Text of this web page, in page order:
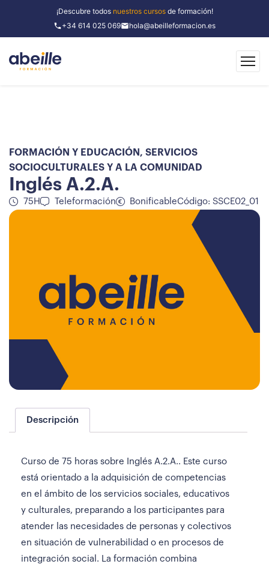
¡Descubre todos nuestros cursosde formación!
+34 614 025 069
hola@abeilleformacion.es
FORMACIÓN Y EDUCACIÓN , SERVICIOS
SOCIOCULTURALES Y A LA COMUNIDAD
Inglés A.2.A.
75H Teleformación BonificableCódigo: SSCE02_01
Descripción
Curso de 75 horas sobre Inglés A.2.A.. Este curso
está orientado a la adquisición de competencias
en el ámbito de los servicios sociales, educativos
y culturales, preparando a los participantes para
atender las necesidades de personas y colectivos
en situación de vulnerabilidad o en procesos de
integración social. La formación combina